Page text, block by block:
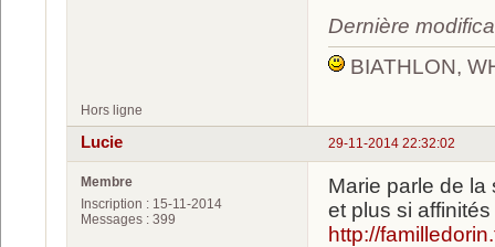
Dernière
BIATHLON,
Hors ligne
29-11-2014 22:32:02
Lucie
Membre
Inscription : 15-11-2014
Messages : 399
Marie parle de
et plus si affinités
http://